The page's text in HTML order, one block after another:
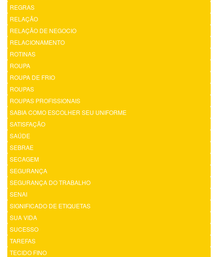
REGRAS
RELAÇÃO
RELAÇÃO DE NEGOCIO
RELACIONAMENTO
ROTINAS
ROUPA
ROUPA DE FRIO
ROUPAS
ROUPAS PROFISSIONAIS
SABIA COMO ESCOLHER SEU UNIFORME
SATISFAÇÃO
SAÚDE
SEBRAE
SECAGEM
SEGURANÇA
SEGURANÇA DO TRABALHO
SENAI
SIGNIFICADO DE ETIQUETAS
SUA VIDA
SUCESSO
TAREFAS
TECIDO FINO